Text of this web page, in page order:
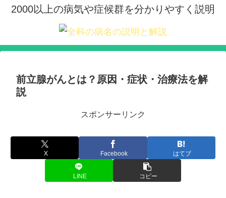
2000以上の病気や症候群を分かりやすく説明
前立腺がんとは？原因・症状・治療法を解
説
スポンサーリンク
X Facebook はてブ
LINE コピー